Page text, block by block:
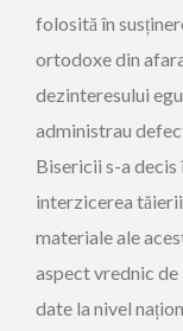
folosită în
ortodoxe din
dezinteresului
administrau
Bisericii s-a
interzicerea
materiale ale
aspect vrednic
date la nivel